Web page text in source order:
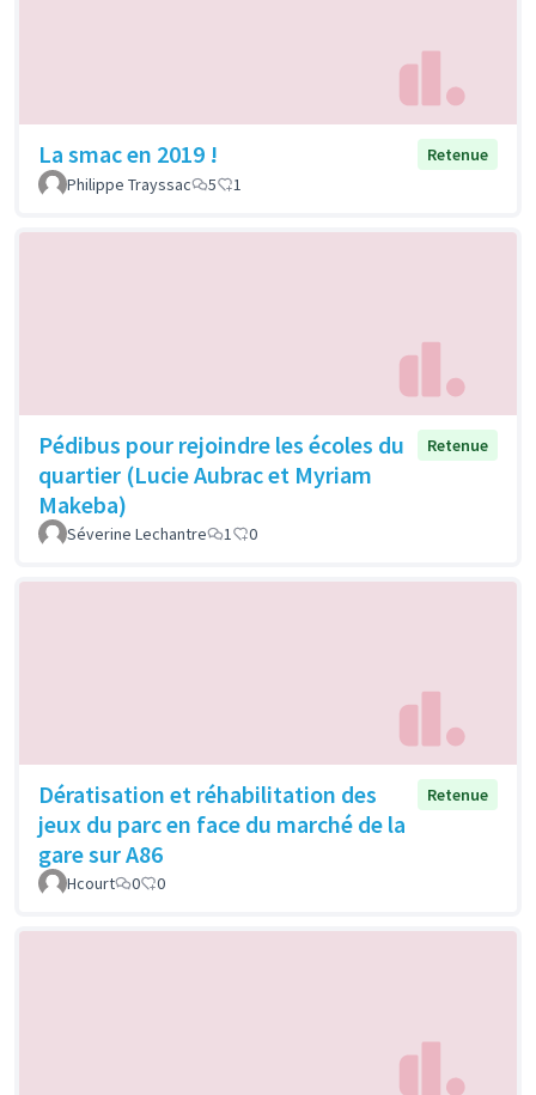
La smac en 2019 !
Retenue
Philippe Trayssac
5 1
Pédibus pour rejoindre les écoles du
quartier (Lucie Aubrac et Myriam
Makeba)
Retenue
Séverine Lechantre 1 0
Dératisation et réhabilitation des
jeux du parc en face du marché de la
gare sur A86
Retenue
Hcourt 0 0